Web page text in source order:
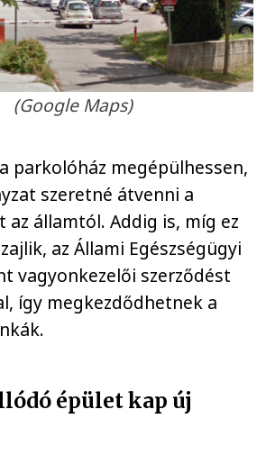
(Google Maps)
parkolóház megépülhessen,
szeretné átvenni a
államtól. Addig is, míg ez
az Állami Egészségügyi
vagyonkezelői szerződést
így megkezdődhetnek a
épület kap új